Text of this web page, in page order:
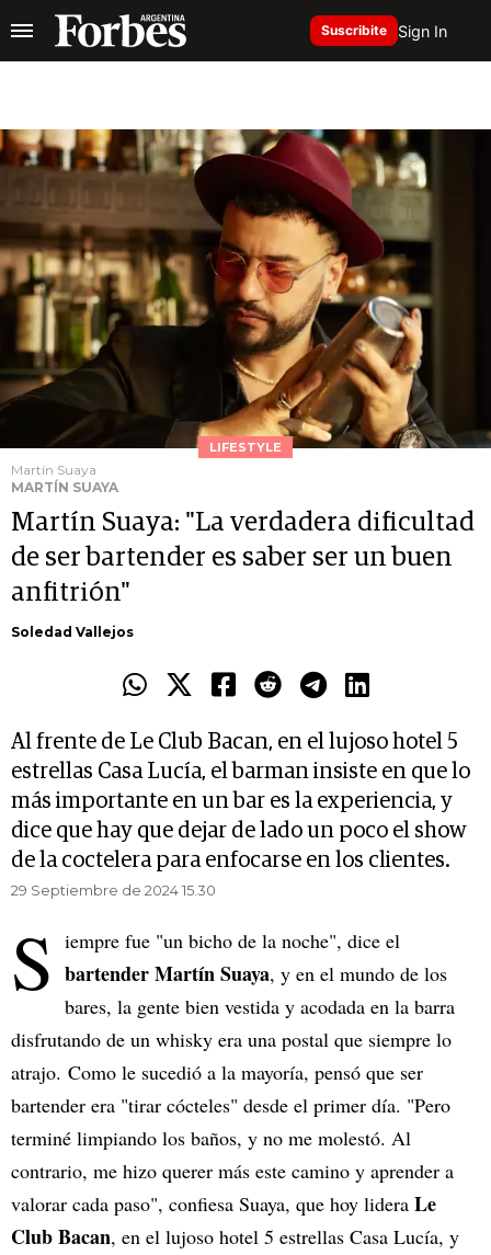
Suscribite Sign In
LIFESTYLE
Martín Suaya
MARTÍN SUAYA
Martín Suaya: "La verdadera dificultad
de ser bartender es saber ser un buen
anfitrión"
Soledad Vallejos
Al frente de Le Club Bacan, en el lujoso hotel 5
estrellas Casa Lucía, el barman insiste en que lo
más importante en un bar es la experiencia, y
dice que hay que dejar de lado un poco el show
de la coctelera para enfocarse en los clientes.
29 Septiembre de 2024 15.30
S iempre fue "un bicho de la noche", dice el
bartender Martín Suaya, y en el mundo de los
bares, la gente bien vestida y acodada en la barra
disfrutando de un whisky era una postal que siempre lo
atrajo. Como le sucedió a la mayoría, pensó que ser
bartender era "tirar cócteles" desde el primer día. "Pero
terminé limpiando los baños, y no me molestó. Al
contrario, me hizo querer más este camino y aprender a
valorar cada paso", confiesa Suaya, que hoy lidera Le
Club Bacan, en el lujoso hotel 5 estrellas Casa Lucía, y